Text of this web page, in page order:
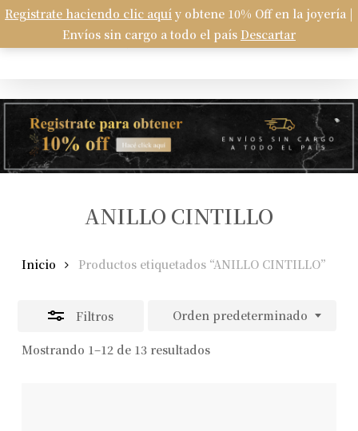
Registrate haciendo clic aquí y obtene 10% Off en la joyería |
Envíos sin cargo a todo el país Descartar
Skip
main
search
Carrito Cart
ANILLO CINTILLO
Inicio Productos etiquetados “ANILLO CINTILLO”
Filtros
Mostrando 1–12 de 13 resultados
Orden predeterminado